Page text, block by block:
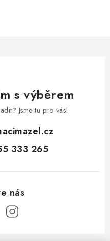
s výběrem
Jsme tu pro vás!
333 265